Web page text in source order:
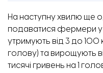
На наступну хвилю ще
подаватися фермери
утримують від 3 до 100
голову) та вирощують
тисячі гривень на 1